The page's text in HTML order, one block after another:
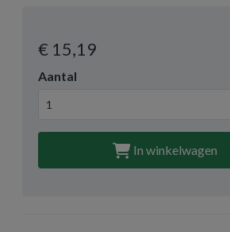
€ 15,19
Aantal
In winkelwagen